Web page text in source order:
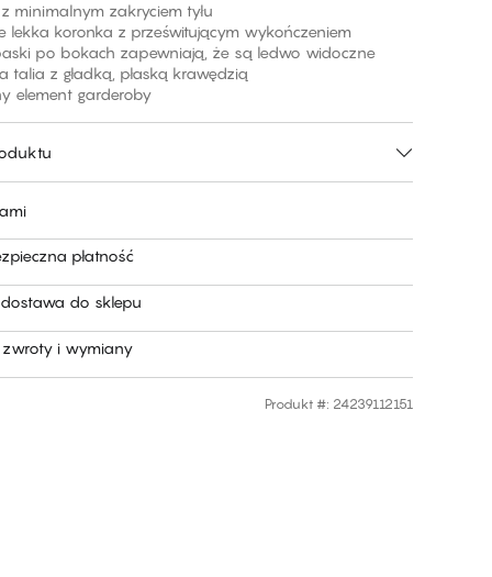
z minimalnym zakryciem tyłu
lekka koronka z prześwitującym wykończeniem
po bokach zapewniają, że są ledwo widoczne
talia z gładką, płaską krawędzią
element garderoby
płatność
do sklepu
i wymiany
Produkt #: 24239112151